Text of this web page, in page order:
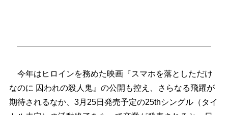
今年はヒロインを務めた映画『スマホを落としただけ
なのに 囚われの殺人鬼』の公開も控え、さらなる飛躍が
期待されるなか、3月25日発売予定の25thシングル（タイ